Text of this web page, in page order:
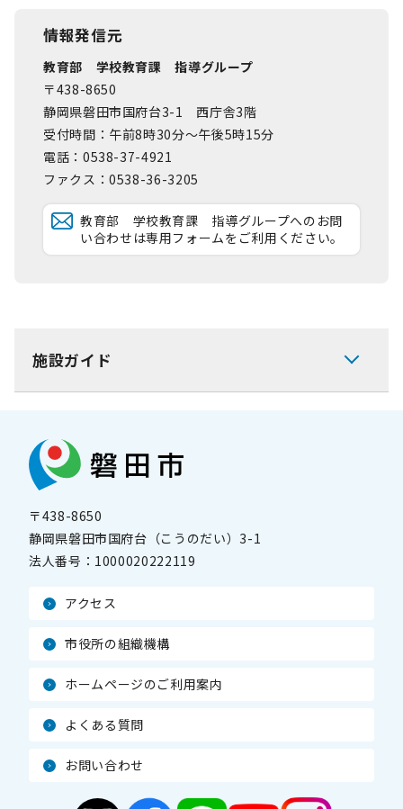
情報発信元
教育部 学校教育課 指導グループ
〒438-8650
静岡県磐田市国府台3-1 西庁舎3階
受付時間：午前8時30分～午後5時15分
電話：0538-37-4921
ファクス：0538-36-3205
教育部 学校教育課 指導グループへのお問
い合わせは専用フォームをご利用ください。
施設ガイド
〒438-8650
静岡県磐田市国府台（こうのだい）3-1
法人番号： 1000020222119
アクセス
市役所の組織機構
ホームページのご利用案内
よくある質問
お問い合わせ